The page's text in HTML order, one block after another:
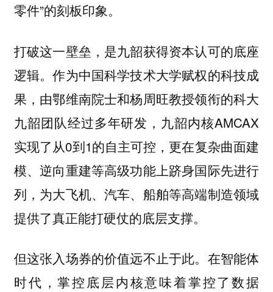
零件”的刻板印象。
打破这一壁垒，是九韶获得资本认可的底座
逻辑。作为中国科学技术大学赋权的科技成
果，由鄂维南院士和杨周旺教授领衔的科大
九韶团队经过多年研发，九韶内核AMCAX
实现了从0到1的自主可控，更在复杂曲面建
模、逆向重建等高级功能上跻身国际先进行
列，为大飞机、汽车、船舶等高端制造领域
提供了真正能打硬仗的底层支撑。
但这张入场券的价值远不止于此。在智能体
时代，掌控底层内核意味着掌控了数据